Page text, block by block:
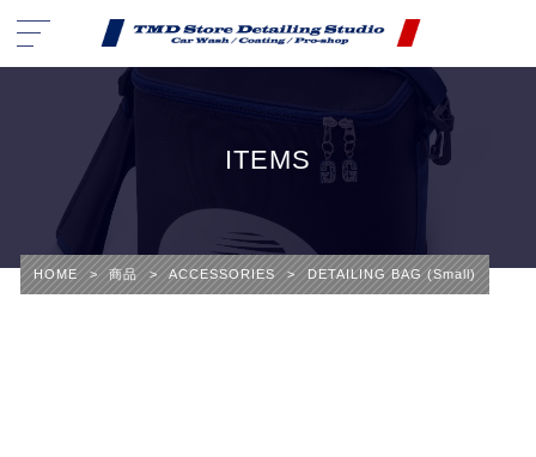
ITEMS
HOME > 商品 > ACCESSORIES > DETAILING BAG (Small)